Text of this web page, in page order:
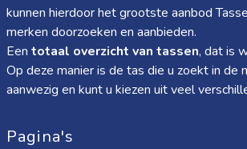
kunnen hierdoor het grootste aanbod
merken doorzoeken en aanbieden.
Een totaal overzicht van tassen, dat is
Op deze manier is de tas die u zoekt in de
aanwezig en kunt u kiezen uit veel
Pagina's